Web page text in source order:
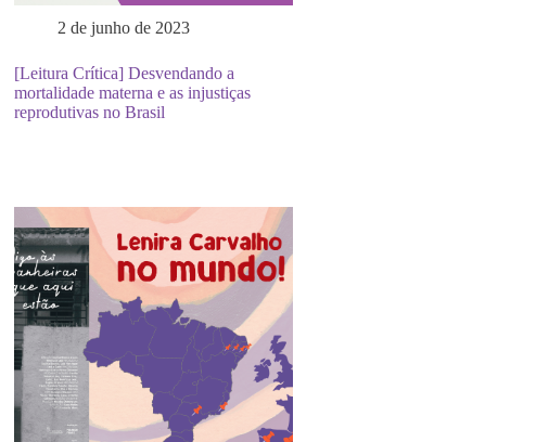
2 de junho de 2023
[Leitura Crítica] Desvendando a
mortalidade materna e as injustiças
reprodutivas no Brasil